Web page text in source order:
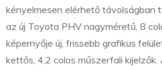
kényelmesen elérhető távolságban
az új Toyota PHV nagyméretű, 8
képernyője új, frissebb grafikus
kettős, 4,2 colos műszerfali kijelzők.